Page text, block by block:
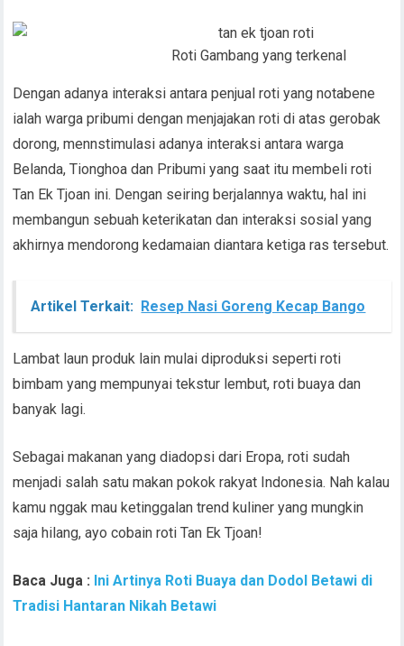
Roti Gambang yang terkenal
Dengan adanya interaksi antara penjual roti yang notabene
ialah warga pribumi dengan menjajakan roti di atas gerobak
dorong, mennstimulasi adanya interaksi antara warga
Belanda, Tionghoa dan Pribumi yang saat itu membeli roti
Tan Ek Tjoan ini. Dengan seiring berjalannya waktu, hal ini
membangun sebuah keterikatan dan interaksi sosial yang
akhirnya mendorong kedamaian diantara ketiga ras tersebut.
Artikel Terkait: Resep Nasi Goreng Kecap Bango
Lambat laun produk lain mulai diproduksi seperti roti
bimbam yang mempunyai tekstur lembut, roti buaya dan
banyak lagi.
Sebagai makanan yang diadopsi dari Eropa, roti sudah
menjadi salah satu makan pokok rakyat Indonesia. Nah kalau
kamu nggak mau ketinggalan trend kuliner yang mungkin
saja hilang, ayo cobain roti Tan Ek Tjoan!
Baca Juga : Ini Artinya Roti Buaya dan Dodol Betawi di
Tradisi Hantaran Nikah Betawi